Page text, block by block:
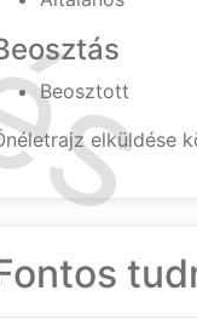
Beosztott
elküldése